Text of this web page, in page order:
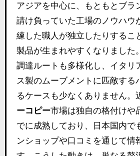
アジアを中心に、もともとブラ
請け負っていた工場のノウハウ
練した職人が独立したりするこ
製品が生まれやすくなりました
調達ルートも多様化し、イタリ
ス製のムーブメントに匹敵する
るケースも少なくありません。
ーコピー市場は独自の格付けや
でに成熟しており、日本国内で
ンショップや口コミを通じて情